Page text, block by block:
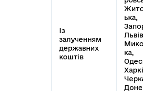
Із
залученням
державних
коштів
ька,
ка,